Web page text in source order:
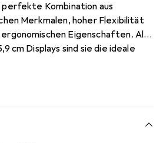
perfekte Kombination aus
Merkmalen, hoher Flexibilität
Eigenschaften. Als
cm Displays sind sie die ideale
Privatnutzer.